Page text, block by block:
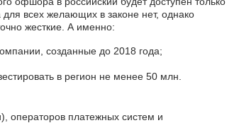
всех желающих в законе нет, однако
жесткие. А именно:
созданные до 2018 года;
в регион не менее 50 млн.
операторов платежных систем и